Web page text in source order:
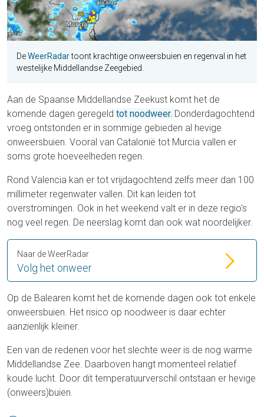
DeWeerRadartoont krachtige onweersbuien en regenval in het
westelijke Middellandse Zeegebied.
Aan de Spaanse Middellandse Zeekust komt het de
komende dagen geregeld tot noodweer. Donderdagochtend
vroeg ontstonden er in sommige gebieden al hevige
onweersbuien. Vooral van Catalonië tot Murcia vallen er
soms grote hoeveelheden regen.
Rond Valencia kan er tot vrijdagochtend zelfs meer dan 100
millimeter regenwater vallen. Dit kan leiden tot
overstromingen. Ook in het weekend valt er in deze regio's
nog veel regen. De neerslag komt dan ook wat noordelijker.
Volg het onweer
Naar de WeerRadar
Op de Balearen komt het de komende dagen ook tot enkele
onweersbuien. Het risico op noodweer is daar echter
aanzienlijk kleiner.
Een van de redenen voor het slechte weer is de nog warme
Middellandse Zee. Daarboven hangt momenteel relatief
koude lucht. Door dit temperatuurverschil ontstaan er hevige
(onweers)buien.